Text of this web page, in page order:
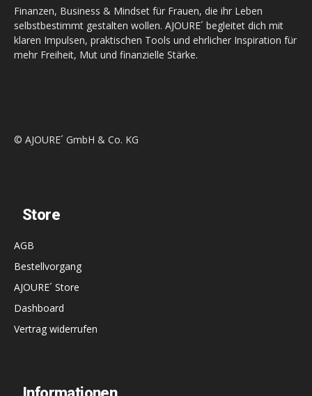
Finanzen, Business & Mindset für Frauen, die ihr Leben
selbstbestimmt gestalten wollen. AJOURE´ begleitet dich mit
klaren Impulsen, praktischen Tools und ehrlicher Inspiration für
mehr Freiheit, Mut und finanzielle Stärke.
© AJOURE´ GmbH & Co. KG
Store
AGB
Bestellvorgang
AJOURE´ Store
Dashboard
Vertrag widerrufen